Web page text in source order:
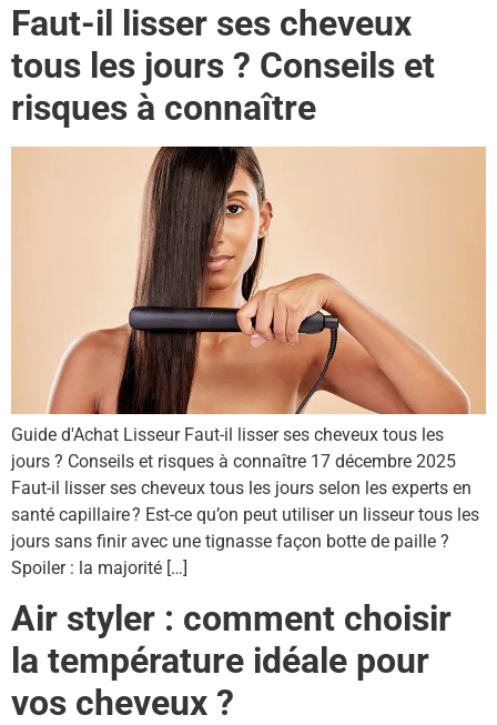
Faut-il lisser ses cheveux
tous les jours ? Conseils et
risques à connaître
Guide d'Achat Lisseur Faut-il lisser ses cheveux tous les
jours ? Conseils et risques à connaître 17 décembre 2025
Faut-il lisser ses cheveux tous les jours selon les experts en
santé capillaire ? Est-ce qu’on peut utiliser un lisseur tous les
jours sans finir avec une tignasse façon botte de paille ?
Spoiler : la majorité […]
Air styler : comment choisir
la température idéale pour
vos cheveux ?